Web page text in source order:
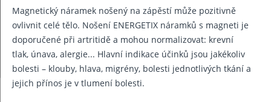
Magnetický náramek nošený na zápěstí může pozitivně
ovlivnit celé tělo. Nošení ENERGETIX náramků s magneti je
doporučené při artritidě a mohou normalizovat: krevní
tlak, únava, alergie... Hlavní indikace účinků jsou jakékoliv
bolesti – klouby, hlava, migrény, bolesti jednotlivých tkání a
jejich přínos je v tlumení bolesti.